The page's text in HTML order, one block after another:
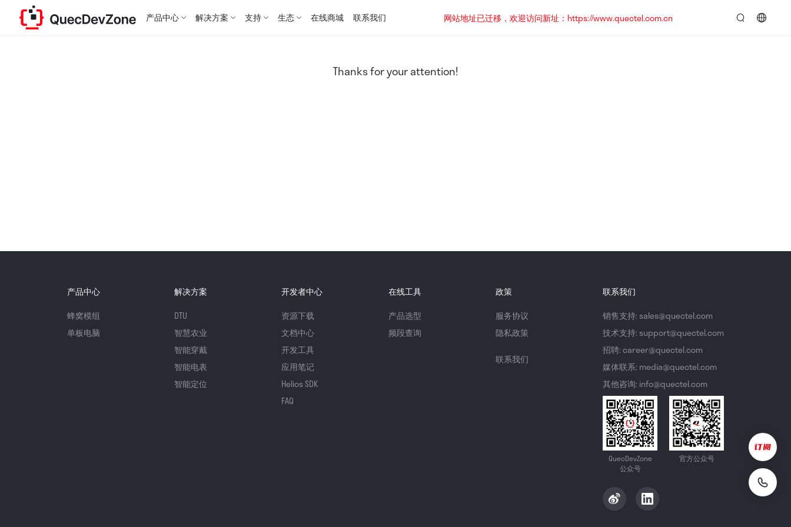
产品中心 解决方案 支持 生态 在线商城 联系我们
网站地址已迁移，欢迎访问新址：https://www.quectel.com.cn
Thanks for your attention!
产品中心
蜂窝模组
单板电脑
解决方案
DTU
智慧农业
智能穿戴
智能电表
智能定位
开发者中心
资源下载
文档中心
开发工具
应用笔记
Helios SDK
FAQ
在线工具
产品选型
频段查询
政策
服务协议
隐私政策
联系我们
联系我们
销售支持: sales@quectel.com
技术支持: support@quectel.com
招聘: career@quectel.com
媒体联系: media@quectel.com
其他咨询: info@quectel.com
QuecDevZone
公众号
官方公众号